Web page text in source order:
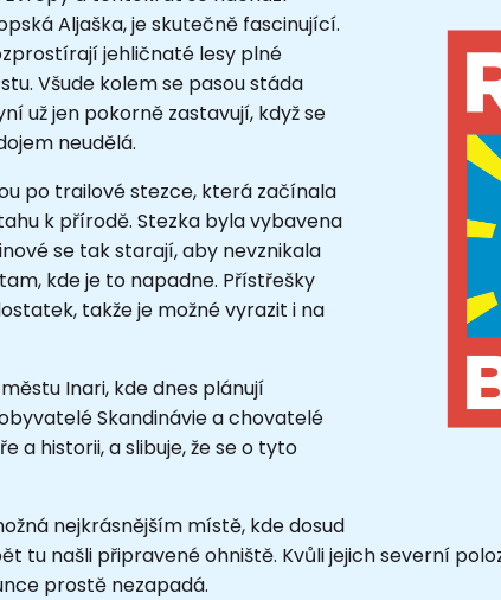
Aljaška, je skutečně fascinující.
jehličnaté lesy plné
Všude kolem se pasou stáda
už jen pokorně zastavují, když se
neudělá.
po trailové stezce, která začínala
k přírodě. Stezka byla vybavena
se tak starají, aby nevznikala
kde je to napadne. Přístřešky
takže je možné vyrazit i na
Inari, kde dnes plánují
Skandinávie a chovatelé
a historii, a slibuje, že se o tyto
nejkrásnějším místě, kde dosud
tu našli připravené ohniště. Kvůli jejich severní
prostě nezapadá.